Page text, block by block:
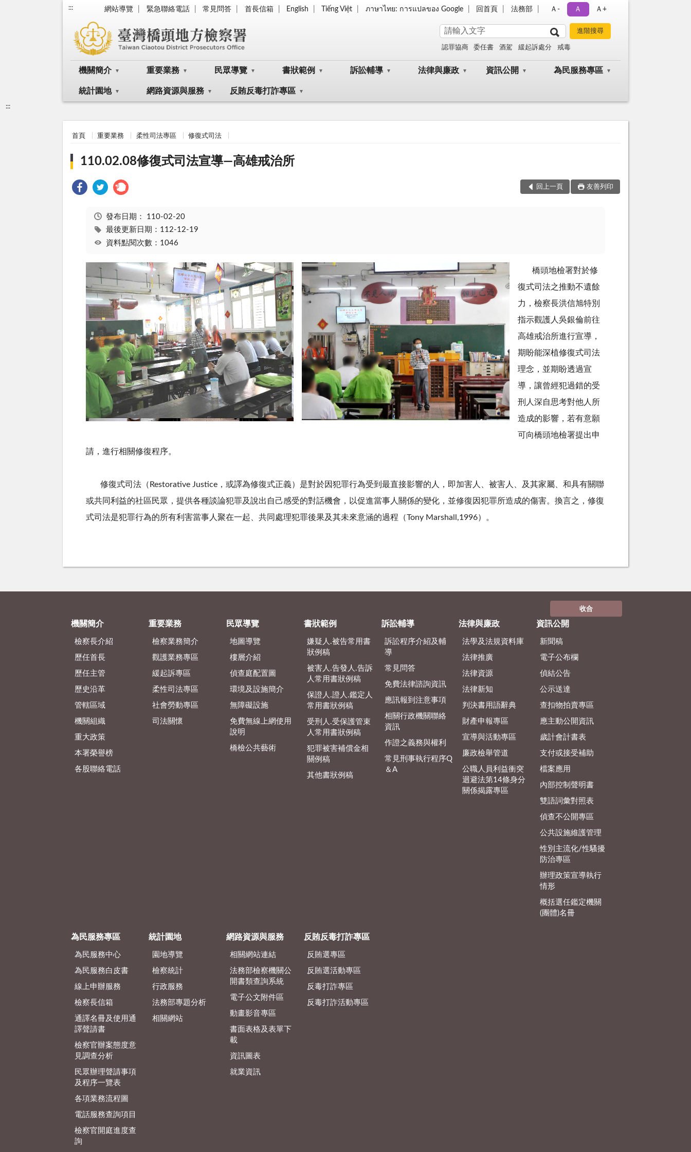
::: 網站導覽 緊急聯絡電話 常見問答 首長信箱 English Tiếng Việt ภาษาไทย: การแปลของ Google 回首頁 法務部 Ａ- Ａ Ａ+
認罪協商 委任書 酒駕 緩起訴處分 戒毒
機關簡介 重要業務 民眾導覽 書狀範例 訴訟輔導 法律與廉政 資訊公開 為民服務專區
統計園地 網路資源與服務 反賄反毒打詐專區
:::
首頁 重要業務 柔性司法專區 修復式司法
110.02.08修復式司法宣導—高雄戒治所
回上一頁 友善列印
發布日期： 110-02-20
最後更新日期：112-12-19
資料點閱次數：1046
橋頭地檢署對於修
復式司法之推動不遺餘
力，檢察長洪信旭特別
指示觀護人吳銀倫前往
高雄戒治所進行宣導，
期盼能深植修復式司法
理念，並期盼透過宣
導，讓曾經犯過錯的受
刑人深自思考對他人所
造成的影響，若有意願
可向橋頭地檢署提出申
請，進行相關修復程序。
修復式司法（ Restorative Justice，或譯為修復式正義）是對於因犯罪行為受到最直接影響的人，即加害人、被害人、及其家屬、和具有關聯
或共同利益的社區民眾，提供各種談論犯罪及說出自己感受的對話機會，以促進當事人關係的變化，並修復因犯罪所造成的傷害。換言之，修復
式司法是犯罪行為的所有利害當事人聚在一起、共同處理犯罪後果及其未來意涵的過程（Tony Marshall,1996）。
收合
機關簡介
檢察長介紹
歷任首長
歷任主管
歷史沿革
管轄區域
機關組織
重大政策
本署榮譽榜
各股聯絡電話
重要業務
檢察業務簡介
觀護業務專區
緩起訴專區
柔性司法專區
社會勞動專區
司法關懷
民眾導覽
地圖導覽
樓層介紹
偵查庭配置圖
環境及設施簡介
無障礙設施
免費無線上網使用
說明
橋檢公共藝術
書狀範例
嫌疑人.被告常用書
狀例稿
被害人.告發人.告訴
人常用書狀例稿
保證人.證人.鑑定人
常用書狀例稿
受刑人.受保護管束
人常用書狀例稿
犯罪被害補償金相
關例稿
其他書狀例稿
訴訟輔導
訴訟程序介紹及輔
導
常見問答
免費法律諮詢資訊
應訊報到注意事項
相關行政機關聯絡
資訊
作證之義務與權利
常見刑事執行程序Q
＆A
法律與廉政
法學及法規資料庫
法律推廣
法律資源
法律新知
判決書用語辭典
財產申報專區
宣導與活動專區
廉政檢舉管道
公職人員利益衝突
迴避法第14條身分
關係揭露專區
資訊公開
新聞稿
電子公布欄
偵結公告
公示送達
查扣物拍賣專區
應主動公開資訊
歲計會計書表
支付或接受補助
檔案應用
內部控制聲明書
雙語詞彙對照表
偵查不公開專區
公共設施維護管理
性別主流化/性騷擾
防治專區
辦理政策宣導執行
情形
概括選任鑑定機關
(團體)名冊
為民服務專區
為民服務中心
為民服務白皮書
線上申辦服務
檢察長信箱
通譯名冊及使用通
譯聲請書
檢察官辦案態度意
見調查分析
民眾辦理聲請事項
及程序一覽表
各項業務流程圖
電話服務查詢項目
檢察官開庭進度查
詢
統計園地
園地導覽
檢察統計
行政服務
法務部專題分析
相關網站
網路資源與服務
相關網站連結
法務部檢察機關公
開書類查詢系統
電子公文附件區
動畫影音專區
書面表格及表單下
載
資訊圖表
就業資訊
反賄反毒打詐專區
反賄選專區
反賄選活動專區
反毒打詐專區
反毒打詐活動專區